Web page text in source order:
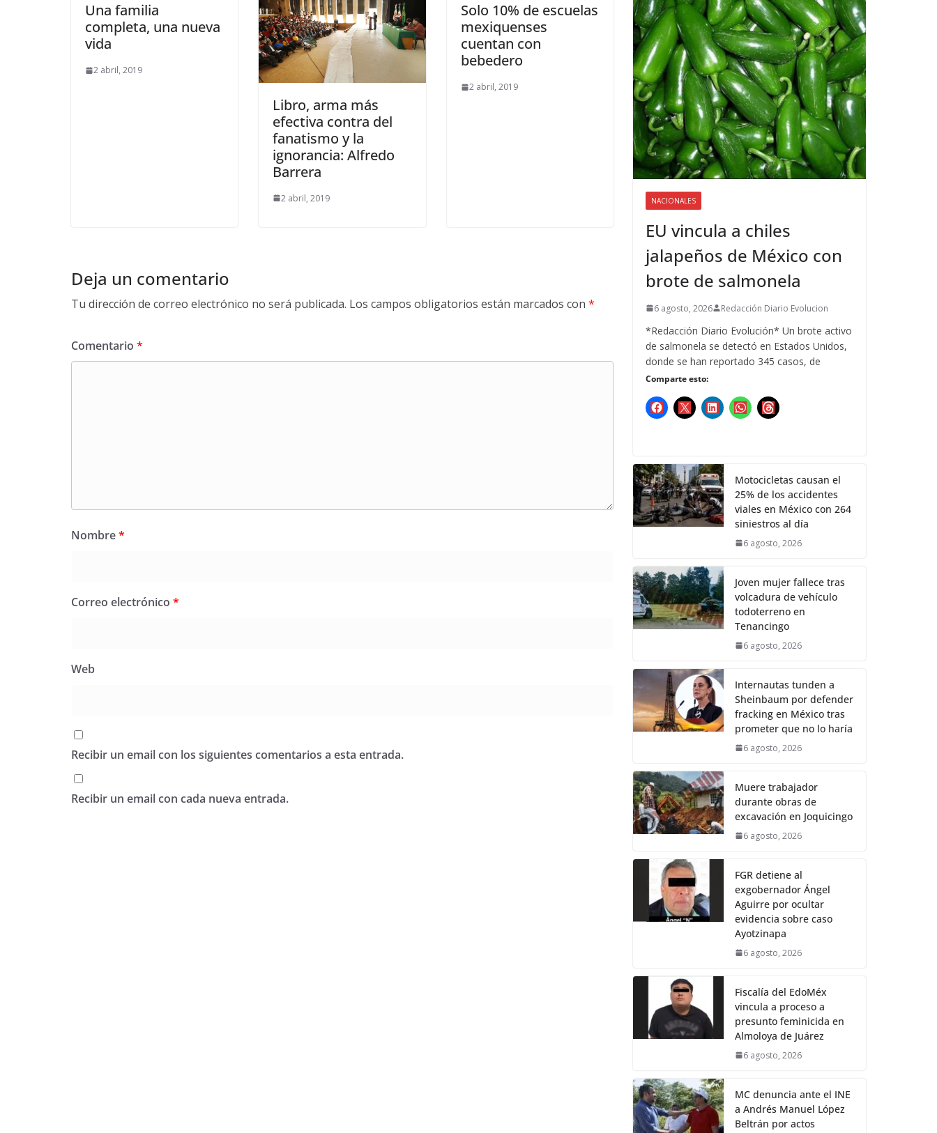
Una familia
completa, una nueva
vida
2 abril, 2019
Libro, arma más
efectiva contra del
fanatismo y la
ignorancia: Alfredo
Barrera
2 abril, 2019
Solo 10% de escuelas
mexiquenses
cuentan con
bebedero
2 abril, 2019
Deja un comentario
Tu dirección de correo electrónico no será publicada. Los campos obligatorios están marcados con *
Comentario *
Nombre*
Correo electrónico *
Web
Recibir un email con los siguientes comentarios a esta entrada.
Recibir un email con cada nueva entrada.
NACIONALES
EU vincula a chiles
jalapeños de México con
brote de salmonela
6 agosto, 2026 Redacción Diario Evolucion
*Redacción Diario Evolución* Un brote activo
de salmonela se detectó en Estados Unidos,
donde se han reportado 345 casos, de
Comparte esto:
Motocicletas causan el
25% de los accidentes
viales en México con 264
siniestros al día
6 agosto, 2026
Joven mujer fallece tras
volcadura de vehículo
todoterreno en
Tenancingo
6 agosto, 2026
Internautas tunden a
Sheinbaum por defender
fracking en México tras
prometer que no lo haría
6 agosto, 2026
Muere trabajador
durante obras de
excavación en Joquicingo
6 agosto, 2026
FGR detiene al
exgobernador Ángel
Aguirre por ocultar
evidencia sobre caso
Ayotzinapa
6 agosto, 2026
Fiscalía del EdoMéx
vincula a proceso a
presunto feminicida en
Almoloya de Juárez
6 agosto, 2026
MC denuncia ante el INE
a Andrés Manuel López
Beltrán por actos